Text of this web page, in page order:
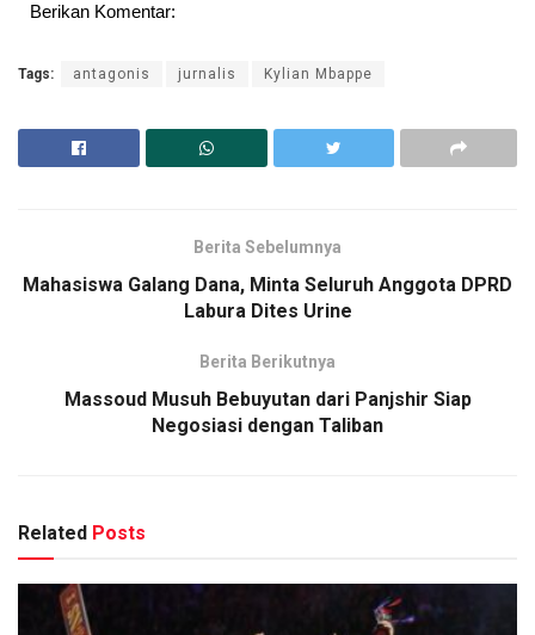
Berikan Komentar:
Tags: antagonis jurnalis Kylian Mbappe
Berita Sebelumnya
Mahasiswa Galang Dana, Minta Seluruh Anggota DPRD
Labura Dites Urine
Berita Berikutnya
Massoud Musuh Bebuyutan dari Panjshir Siap
Negosiasi dengan Taliban
Related Posts